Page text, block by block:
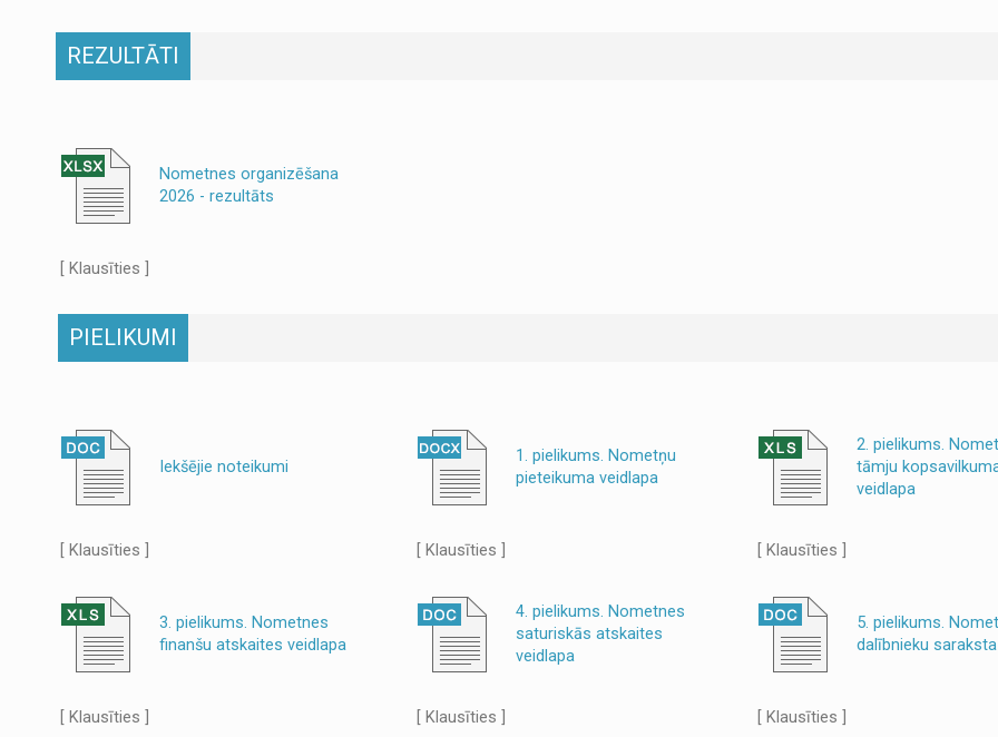
REZULTĀTI
Nometnes organizēšana
2026 - rezultāts
[ Klausīties ]
PIELIKUMI
Iekšējie noteikumi
[ Klausīties ]
1. pielikums. Nometņu
pieteikuma veidlapa
[ Klausīties ]
2. pielikums.
tāmju
veidlapa
[ Klausīties ]
3. pielikums. Nometnes
finanšu atskaites veidlapa
[ Klausīties ]
4. pielikums. Nometnes
saturiskās atskaites
veidlapa
[ Klausīties ]
5. pielikums.
dalībnieku
[ Klausīties ]